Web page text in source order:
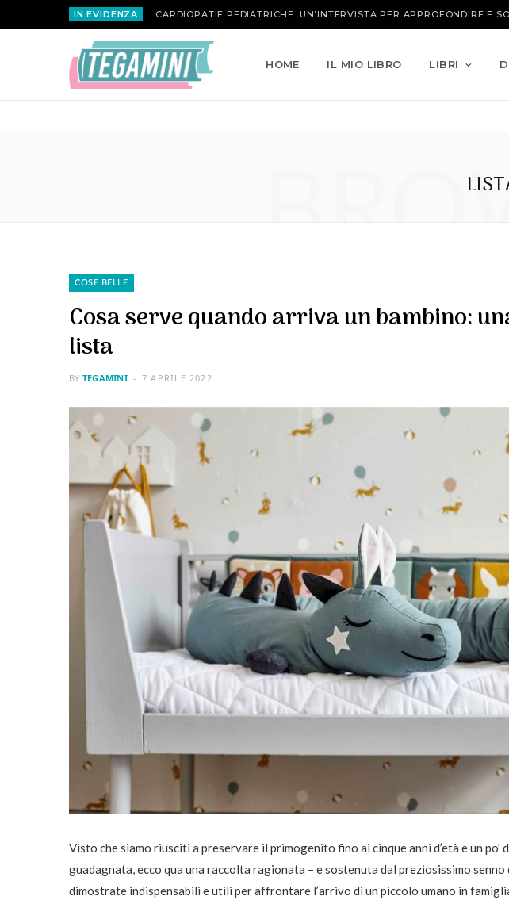
IN EVIDENZA MARIA ATTANASIO | LA ROSA INVERSA
HOME IL MIO LIBRO LIBRI
COSE BELLE
Cosa serve quando arriva un bambino:
lista
BY TEGAMINI 7 APRILE 2022
Visto che siamo riusciti a preservare il primogenito fino ai cinque anni d’età e un po’
guadagnata, ecco qua una raccolta ragionata – e sostenuta dal preziosissimo senno
dimostrate indispensabili e utili per affrontare l’arrivo di un piccolo umano in